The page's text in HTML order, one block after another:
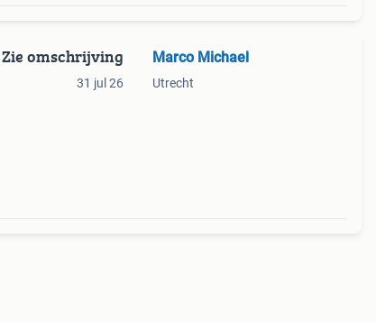
Zie omschrijving
31 jul 26
Marco Michael
Utrecht